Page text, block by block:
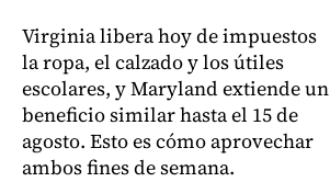
Virginia libera hoy de impuestos
la ropa, el calzado y los útiles
escolares, y Maryland extiende un
beneficio similar hasta el 15 de
agosto. Esto es cómo aprovechar
ambos fines de semana.